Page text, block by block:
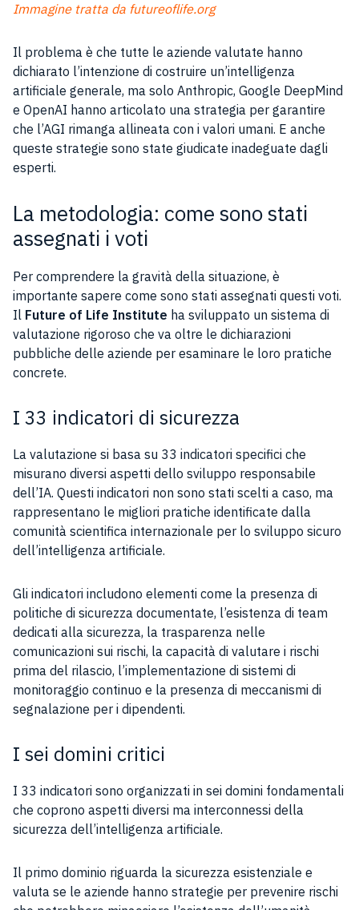
Immagine tratta da futureoflife.org
Il problema è che tutte le aziende valutate hanno
dichiarato l’intenzione di costruire un’intelligenza
artificiale generale, ma solo Anthropic, Google DeepMind
e OpenAI hanno articolato una strategia per garantire
che l’AGI rimanga allineata con i valori umani. E anche
queste strategie sono state giudicate inadeguate dagli
esperti.
La metodologia: come sono stati
assegnati i voti
Per comprendere la gravità della situazione, è
importante sapere come sono stati assegnati questi voti.
Il Future of Life Institute ha sviluppato un sistema di
valutazione rigoroso che va oltre le dichiarazioni
pubbliche delle aziende per esaminare le loro pratiche
concrete.
I 33 indicatori di sicurezza
La valutazione si basa su 33 indicatori specifici che
misurano diversi aspetti dello sviluppo responsabile
dell’IA. Questi indicatori non sono stati scelti a caso, ma
rappresentano le migliori pratiche identificate dalla
comunità scientifica internazionale per lo sviluppo sicuro
dell’intelligenza artificiale.
Gli indicatori includono elementi come la presenza di
politiche di sicurezza documentate, l’esistenza di team
dedicati alla sicurezza, la trasparenza nelle
comunicazioni sui rischi, la capacità di valutare i rischi
prima del rilascio, l’implementazione di sistemi di
monitoraggio continuo e la presenza di meccanismi di
segnalazione per i dipendenti.
I sei domini critici
I 33 indicatori sono organizzati in sei domini fondamentali
che coprono aspetti diversi ma interconnessi della
sicurezza dell’intelligenza artificiale.
Il primo dominio riguarda la sicurezza esistenziale e
valuta se le aziende hanno strategie per prevenire rischi